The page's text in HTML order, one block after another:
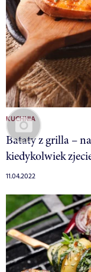
KUCHNIA
Bataty z grilla –
kiedykolwiek
11.04.2022